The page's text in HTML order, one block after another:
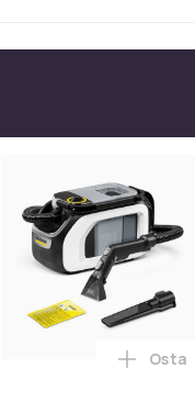
QC 2 AE 2, AE 2i,
SamsungLisää
Osta